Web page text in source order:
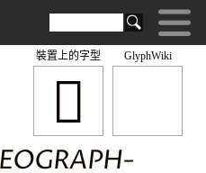
GlyphWiki
𧱊
裝置上的字型